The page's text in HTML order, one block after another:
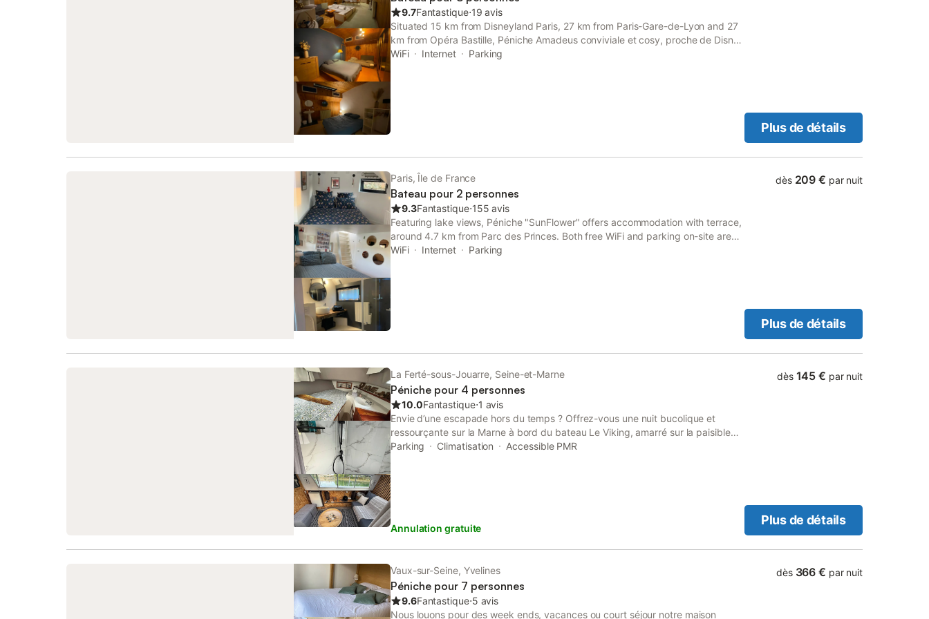
serviettes et les draps peuvent être fournis sur demande. La mairie et Le
Dauphin se trouvent à 1 km, facilitant les déplacements locaux.
9.7Fantastique⋅19 avis
Situated 15 km from Disneyland Paris, 27 km from Paris-Gare-de-Lyon and 27
km from Opéra Bastille, Péniche Amadeus conviviale et cosy, proche de Disney
et de Paris provides accommodation set in Torcy.
WiFi Internet Parking
Plus de détails
Paris, Île de France
Bateau pour 2 personnes
9.3Fantastique⋅155 avis
Featuring lake views, Péniche "SunFlower" offers accommodation with terrace,
around 4.7 km from Parc des Princes. Both free WiFi and parking on-site are
available at the boat free of charge.
WiFi Internet Parking
dès 209 € par nuit
Plus de détails
La Ferté-sous-Jouarre, Seine-et-Marne
Péniche pour 4 personnes
10.0Fantastique⋅1 avis
Envie d’une escapade hors du temps ? Offrez-vous une nuit bucolique et
ressourçante sur la Marne à bord du bateau Le Viking, amarré sur la paisible
port de La Ferté-sous-Jouarre ✨ L’expérience : • Une nuit insolite à bord, dans
autrement • Plateau de charcuterie et/ou fromage pour une soirée conviviale
Localisation À seulement 1h de Paris, accessible en voiture ou en train (gare de
La Ferté-sous-Jouarre). À 35 minutes de Disney
Parking Climatisation Accessible PMR
Annulation gratuite
dès 145 € par nuit
Plus de détails
Vaux-sur-Seine, Yvelines
Péniche pour 7 personnes
9.6Fantastique⋅5 avis
Nous louons pour des week ends, vacances ou court séjour notre maison
dès 366 € par nuit